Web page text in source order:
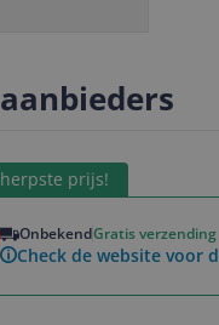
prijs!
OnbekendGratis verzending
Check de website voor